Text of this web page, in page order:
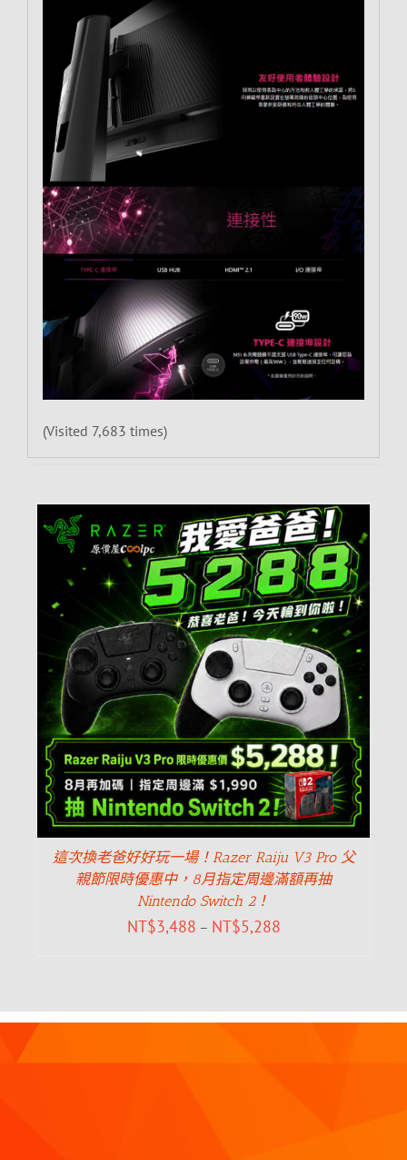
(Visited 7,683 times)
這次換老爸好好玩一場！Razer Raiju V3 Pro 父
親節限時優惠中，8月指定周邊滿額再抽
Nintendo Switch 2！
NT$3,488 – NT$5,288